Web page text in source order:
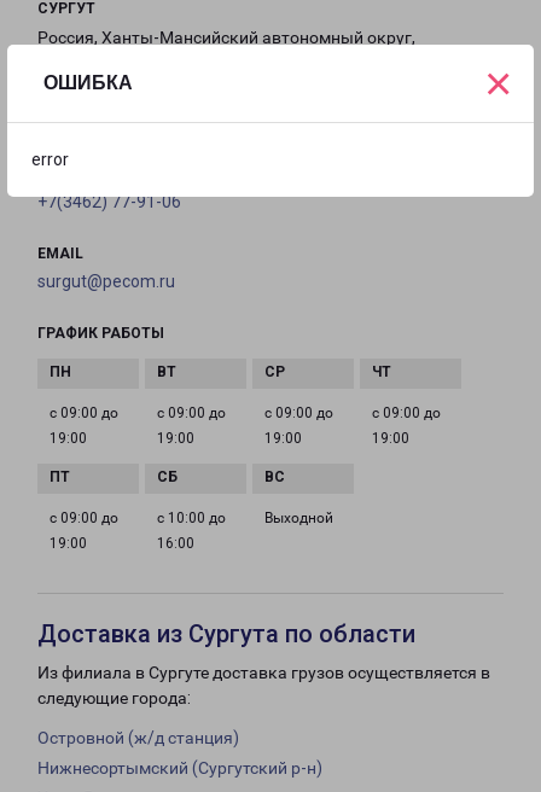
ОШИБКА
error
×
СУРГУТ
Россия, Ханты-Мансийский автономный округ,
на карте
+7(3462) 77-91-06
EMAIL
surgut@pecom.ru
ГРАФИК РАБОТЫ
с 09:00 до
19:00
с 09:00 до
19:00
с 09:00 до
19:00
с 09:00 до
19:00
с 09:00 до
19:00
с 10:00 до
16:00
Выходной
Доставка из Сургута по области
Из филиала в Сургуте доставка грузов осуществляется в
следующие города:
Островной (ж/д станция)
Нижнесортымский (Сургутский р-н)